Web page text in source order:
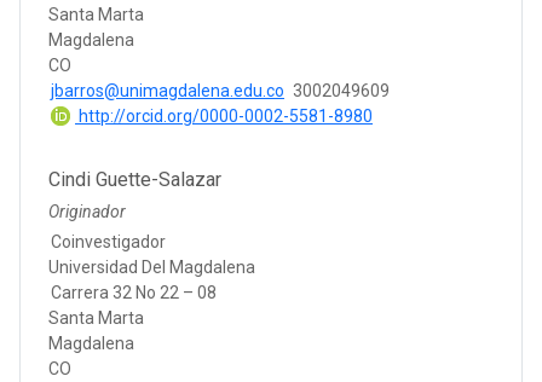
Santa Marta
Magdalena
CO
jbarros@unimagdalena.edu.co 3002049609
http://orcid.org/0000-0002-5581-8980
Cindi Guette-Salazar
Originador
Coinvestigador
Universidad Del Magdalena
Carrera 32 No 22 – 08
Santa Marta
Magdalena
CO